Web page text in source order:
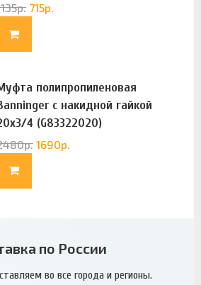
р. 715р.
полипропиленовая
с накидной гайкой
4 (G83322020)
р. 1690р.
по России
во все города и регионы.